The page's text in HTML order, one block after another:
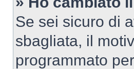
Se sei sicuro di
sbagliata, il
programmato